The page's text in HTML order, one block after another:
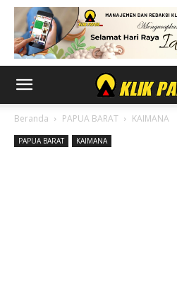
Beranda PAPUA BARAT KAIMANA
PAPUA BARAT KAIMANA